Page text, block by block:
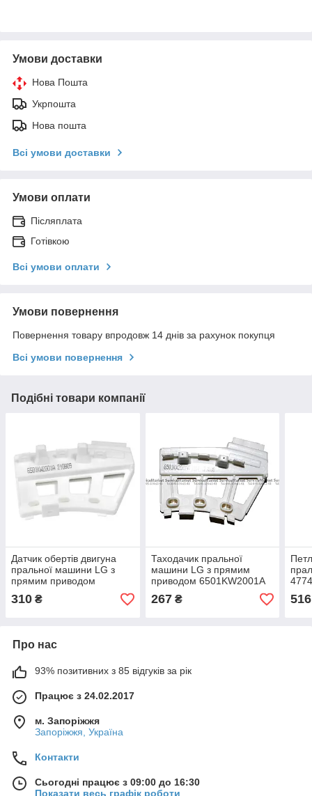
Умови доставки
Нова Пошта
Укрпошта
Нова пошта
Всі умови доставки
Умови оплати
Післяплата
Готівкою
Всі умови оплати
Умови повернення
Повернення товару впродовж 14 днів за рахунок покупця
Всі умови повернення
Подібні товари компанії
Датчик обертів двигуна
пральної машини LG з
прямим приводом
6501KW2002A оригінал
310 ₴
Таходачик пральної
машини LG з прямим
приводом 6501KW2001A
267₴ 516
Про нас
93% позитивних з 85 відгуків за рік
Працює з 24.02.2017
м. Запоріжжя
Запоріжжя, Україна
Контакти
Сьогодні працює з 09:00 до 16:30
Показати весь графік роботи